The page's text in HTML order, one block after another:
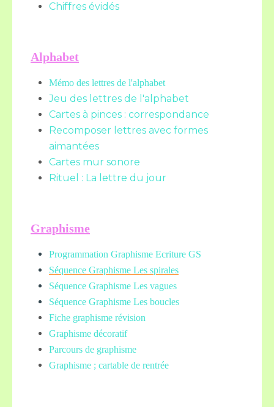
Chiffres évidés
Alphabet
Mémo des lettres de l'alphabet
Jeu des lettres de l'alphabet
Cartes à pinces : correspondance
Recomposer lettres avec formes
aimantées
Cartes mur sonore
Rituel : La lettre du jour
Graphisme
Programmation Graphisme Ecriture GS
Séquence Graphisme Les spirales
Séquence Graphisme Les vagues
Séquence Graphisme Les boucles
Fiche graphisme révision
Graphisme décoratif
Parcours de graphisme
Graphisme ; cartable de rentrée